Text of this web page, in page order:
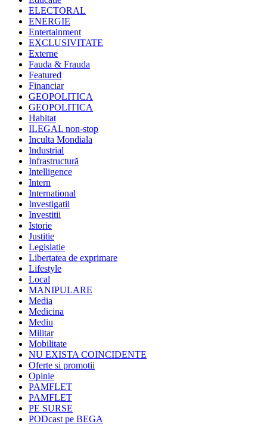
ELECTORAL
ENERGIE
Entertainment
EXCLUSIVITATE
Externe
Fauda & Frauda
Featured
Financiar
GEOPOLITICA
GEOPOLITICA
Habitat
ILEGAL non-stop
Inculta Mondiala
Industrial
Infrastructură
Intelligence
Intern
International
Investigatii
Investitii
Istorie
Justitie
Legislatie
Libertatea de exprimare
Lifestyle
Local
MANIPULARE
Media
Medicina
Mediu
Militar
Mobilitate
NU EXISTA COINCIDENTE
Oferte si promotii
Opinie
PAMFLET
PAMFLET
PE SURSE
PODcast pe BEGA